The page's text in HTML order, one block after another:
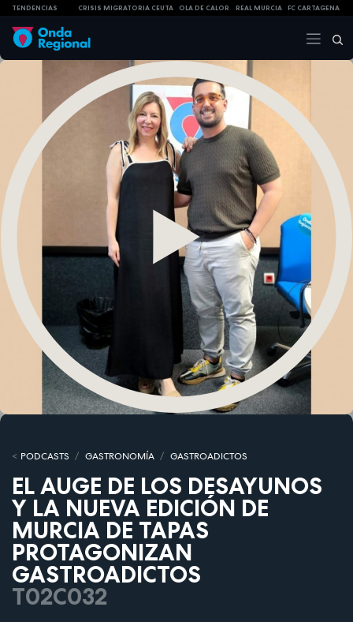
TENDENCIAS CRISIS MIGRATORIA CEUTA OLA DE CALOR REAL MURCIA FC CARTAGENA
PODCASTS GASTRONOMÍA GASTROADICTOS
EL AUGE DE LOS DESAYUNOS
Y LA NUEVA EDICIÓN DE
MURCIA DE TAPAS
PROTAGONIZAN
GASTROADICTOS
T02C032